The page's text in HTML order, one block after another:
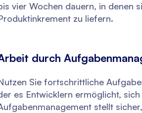
vier Wochen dauern, in denen
zu liefern.
durch
Sie fortschrittliche
es Entwicklern ermöglicht,
stellt